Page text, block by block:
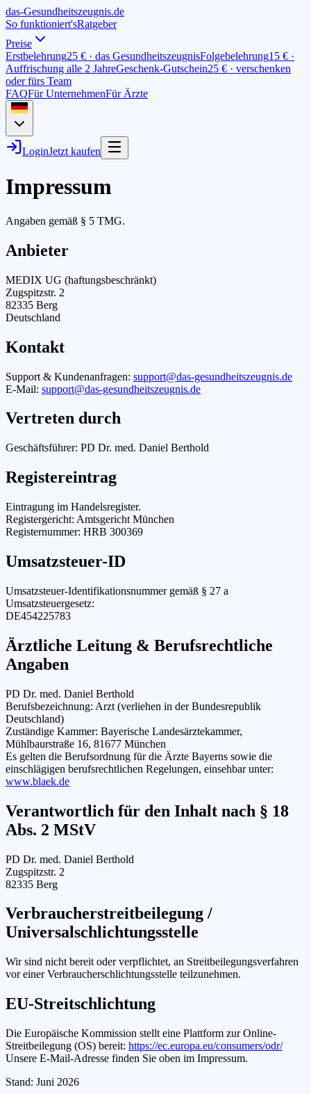
das-Gesundheitszeugnis.de
So funktioniert'sRatgeber
Preise
Erstbelehrung25 € · das GesundheitszeugnisFolgebelehrung15 € ·
Auffrischung alle 2 JahreGeschenk-Gutschein25 € · verschenken
oder fürs Team
FAQFür UnternehmenFür Ärzte
LoginJetzt kaufen
Impressum
Angaben gemäß § 5 TMG.
Anbieter
MEDIX UG (haftungsbeschränkt)
Zugspitzstr. 2
82335 Berg
Deutschland
Kontakt
Support & Kundenanfragen: support@das-gesundheitszeugnis.de
E-Mail: support@das-gesundheitszeugnis.de
Vertreten durch
Geschäftsführer: PD Dr. med. Daniel Berthold
Registereintrag
Eintragung im Handelsregister.
Registergericht: Amtsgericht München
Registernummer: HRB 300369
Umsatzsteuer-ID
Umsatzsteuer-Identifikationsnummer gemäß § 27 a
Umsatzsteuergesetz:
DE454225783
Ärztliche Leitung & Berufsrechtliche
Angaben
PD Dr. med. Daniel Berthold
Berufsbezeichnung: Arzt (verliehen in der Bundesrepublik
Deutschland)
Zuständige Kammer: Bayerische Landesärztekammer,
Mühlbaurstraße 16, 81677 München
Es gelten die Berufsordnung für die Ärzte Bayerns sowie die
einschlägigen berufsrechtlichen Regelungen, einsehbar unter:
www.blaek.de
Verantwortlich für den Inhalt nach § 18
Abs. 2 MStV
PD Dr. med. Daniel Berthold
Zugspitzstr. 2
82335 Berg
Verbraucherstreitbeilegung /
Universalschlichtungsstelle
Wir sind nicht bereit oder verpflichtet, an Streitbeilegungsverfahren
vor einer Verbraucherschlichtungsstelle teilzunehmen.
EU-Streitschlichtung
Die Europäische Kommission stellt eine Plattform zur Online-
Streitbeilegung (OS) bereit: https://ec.europa.eu/consumers/odr/
Unsere E-Mail-Adresse finden Sie oben im Impressum.
Stand: Juni 2026